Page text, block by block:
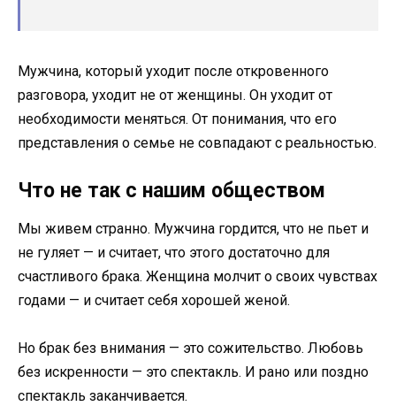
Мужчина, который уходит после откровенного
разговора, уходит не от женщины. Он уходит от
необходимости меняться. От понимания, что его
представления о семье не совпадают с реальностью.
Что не так с нашим обществом
Мы живем странно. Мужчина гордится, что не пьет и
не гуляет — и считает, что этого достаточно для
счастливого брака. Женщина молчит о своих чувствах
годами — и считает себя хорошей женой.
Но брак без внимания — это сожительство. Любовь
без искренности — это спектакль. И рано или поздно
спектакль заканчивается.